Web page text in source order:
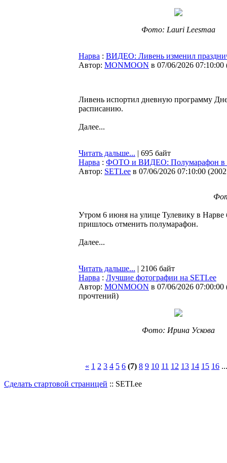
Фото: Lauri Leesmaa
Нарва : ВИДЕО: Ливень изменил
Автор: MONMOON в 07/06/2026 07:10:00
Ливень испортил дневную программу
расписанию.
Далее...
Читать дальше... | 695 байт
Нарва : ФОТО и ВИДЕО: Полумарафон в
Автор: SETI.ee в 07/06/2026 07:10:00 (
Утром 6 июня на улице Тулевику в Нарве
пришлось отменить полумарафон.
Далее...
Читать дальше... | 2106 байт
Нарва : Лучшие фотографии на SETI.ee
Автор: MONMOON в 07/06/2026 07:00:00
прочтений)
Фото: Ирина Ускова
« 1 2 3 4 5 6 (7) 8 9 10 11 12 13 14 15 16
Сделать стартовой страницей :: SETI.ee